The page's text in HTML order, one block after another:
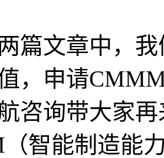
篇文章中，
，申请
咨询带大家
智能制造能